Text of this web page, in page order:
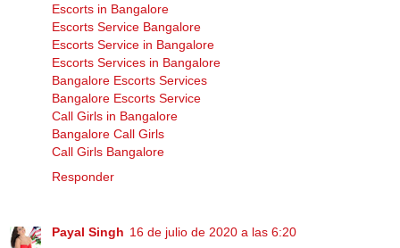
Escorts in Bangalore
Escorts Service Bangalore
Escorts Service in Bangalore
Escorts Services in Bangalore
Bangalore Escorts Services
Bangalore Escorts Service
Call Girls in Bangalore
Bangalore Call Girls
Call Girls Bangalore
Responder
Payal Singh 16 de julio de 2020 a las 6:20